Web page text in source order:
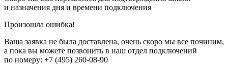
и назначения дня и времени подключения
Произошла ошибка!
Ваша заявка не была доставлена, очень скоро мы все починим,
а пока вы можете позвонить в наш отдел подключений
по номеру: +7 (495) 260-08-90